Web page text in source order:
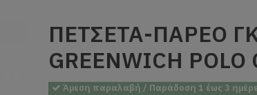
ΠΕΤΣΕΤΑ-ΠΑΡΕΟ
GREENWICH POLO
Άμεση παραλαβή / Παράδοση 1 έως 3